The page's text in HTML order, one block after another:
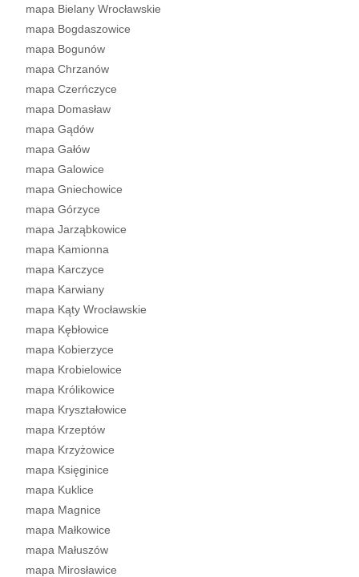
mapa Bielany Wrocławskie
mapa Bogdaszowice
mapa Bogunów
mapa Chrzanów
mapa Czerńczyce
mapa Domasław
mapa Gądów
mapa Gałów
mapa Galowice
mapa Gniechowice
mapa Górzyce
mapa Jarząbkowice
mapa Kamionna
mapa Karczyce
mapa Karwiany
mapa Kąty Wrocławskie
mapa Kębłowice
mapa Kobierzyce
mapa Krobielowice
mapa Królikowice
mapa Kryształowice
mapa Krzeptów
mapa Krzyżowice
mapa Księginice
mapa Kuklice
mapa Magnice
mapa Małkowice
mapa Małuszów
mapa Mirosławice